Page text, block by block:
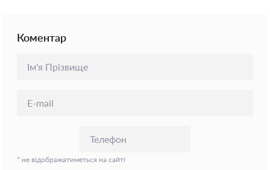
Коментар
* не відображатиметься на сайті